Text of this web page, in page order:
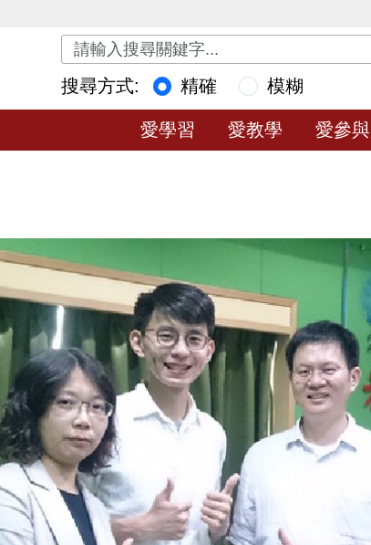
關鍵字搜尋
搜尋方式:
精確 模糊
愛學習 愛教學 愛參與